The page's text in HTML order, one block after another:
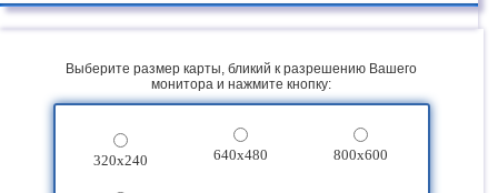
Выберите размер карты, бликий к разрешению Вашего
монитора и нажмите кнопку:
320x240 640x480 800x600